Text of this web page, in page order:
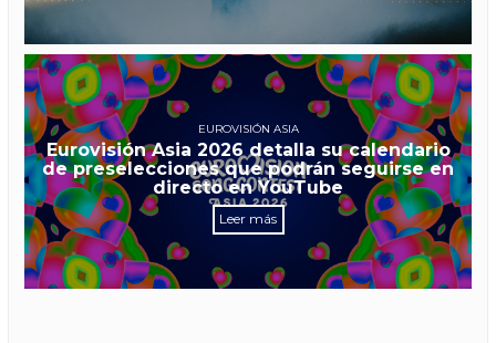
EUROVISIÓN ASIA
Eurovisión Asia 2026 detalla su calendario
de preselecciones que podrán seguirse en
directo en YouTube
Leer más